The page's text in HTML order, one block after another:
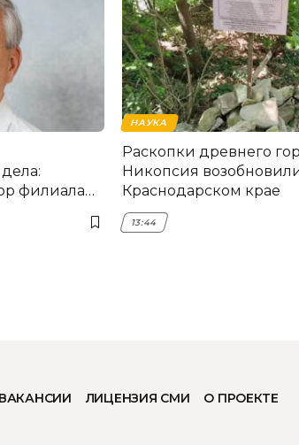
филиала
НАУКА
Раскопки древнего
Никопсия
Краснодарском крае
13:44
ВАКАНСИИ ЛИЦЕНЗИЯ СМИ О ПРОЕКТЕ